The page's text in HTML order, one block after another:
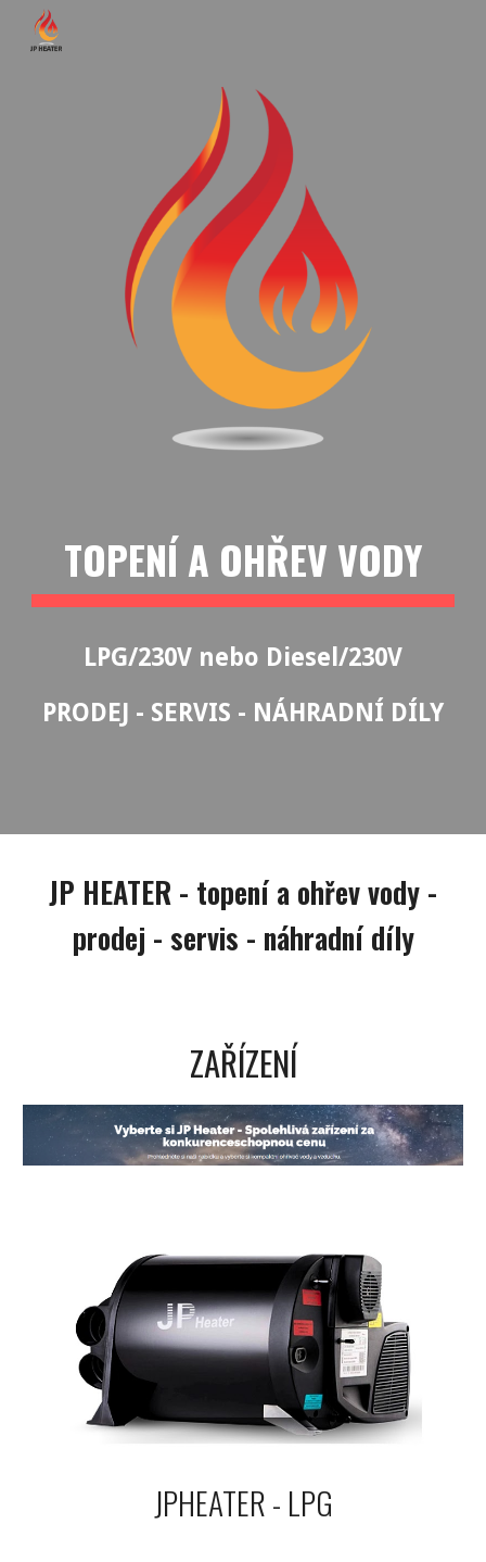
Skip to main content
TOPENÍ A OHŘEV VODY
LPG/230V nebo Diesel/230V
PRODEJ - SERVIS - NÁHRADNÍ DÍLY
JP HEATER - topení a ohřev vody -
prodej - servis - náhradní díly
ZAŘÍZENÍ
JPHEATER - LPG